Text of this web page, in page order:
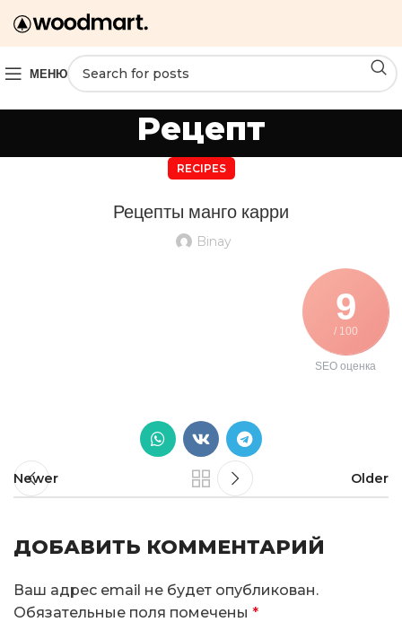
МЕНЮ
Рецепт
RECIPES
Рецепты манго карри
Binay
9
/ 100
SEO оценка
Newer Older
ДОБАВИТЬ КОММЕНТАРИЙ
Ваш адрес email не будет опубликован.
Обязательные поля помечены *